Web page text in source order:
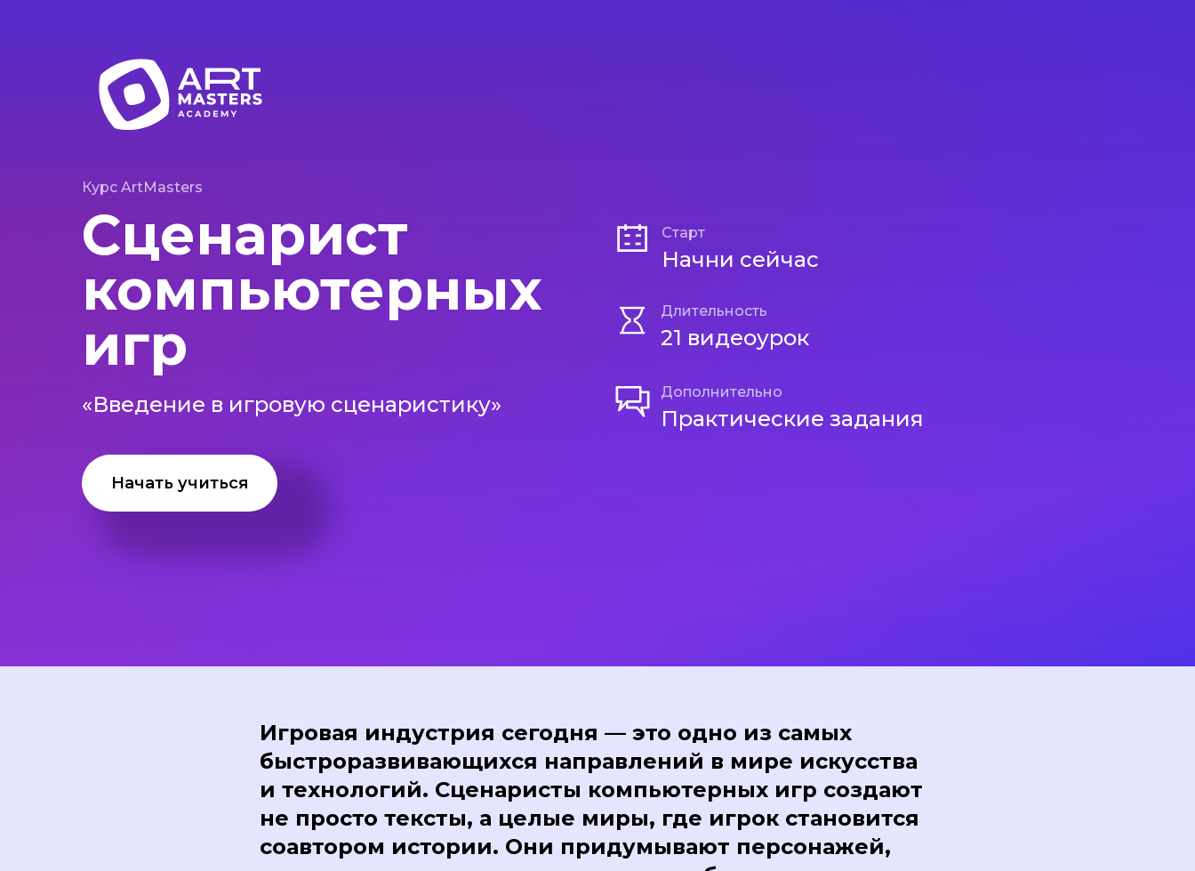
Сценарист
компьютерных
игр
«Введение в игровую сценаристику»
Курс ArtMasters
Начать учиться
Начни сейчас
Старт
21 видеоурок
Длительность
Практические задания
Дополнительно
Игровая индустрия сегодня — это одно из самых
быстроразвивающихся направлений в мире искусства
и технологий. Сценаристы компьютерных игр создают
не просто тексты, а целые миры, где игрок становится
соавтором истории. Они придумывают персонажей,